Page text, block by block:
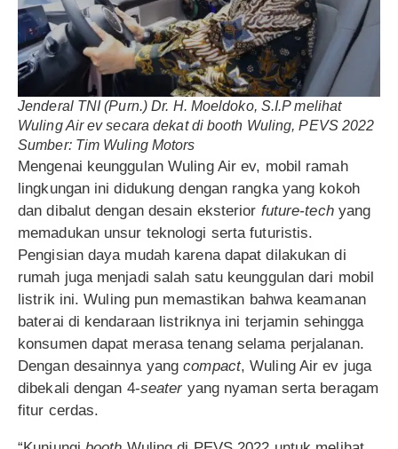
Jenderal TNI (Purn.) Dr. H. Moeldoko, S.I.P melihat
Wuling Air ev secara dekat di booth Wuling, PEVS 2022
Sumber: Tim Wuling Motors
Mengenai keunggulan Wuling Air ev, mobil ramah
lingkungan ini didukung dengan rangka yang kokoh
dan dibalut dengan desain eksterior future-tech yang
memadukan unsur teknologi serta futuristis.
Pengisian daya mudah karena dapat dilakukan di
rumah juga menjadi salah satu keunggulan dari mobil
listrik ini. Wuling pun memastikan bahwa keamanan
baterai di kendaraan listriknya ini terjamin sehingga
konsumen dapat merasa tenang selama perjalanan.
Dengan desainnya yangcompact, Wuling Air ev juga
dibekali dengan 4-seateryang nyaman serta beragam
fitur cerdas.